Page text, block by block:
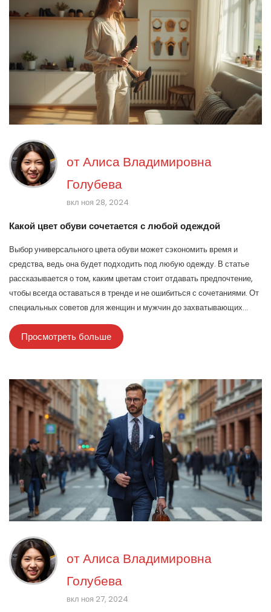
отАлиса Владимировна
Голубева
вкл ноя 28, 2024
Какой цвет обуви сочетается с любой одеждой
Выбор универсального цвета обуви может сэкономить время и
средства, ведь она будет подходить под любую одежду. В статье
рассказывается о том, каким цветам стоит отдавать предпочтение,
чтобы всегда оставаться в тренде и не ошибиться с сочетаниями. От
специальных советов для женщин и мужчин до захватывающих
фактов о влиянии цвета на восприятие образа. Органичите свои
покупательские решения, выбирая обувь, которая идеально
впишется в ваш гардероб.
Просмотреть больше
отАлиса Владимировна
Голубева
вкл ноя 27, 2024